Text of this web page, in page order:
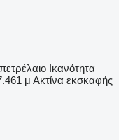
πετρέλαιο Ικανότητα
μ Ακτίνα εκσκαφής